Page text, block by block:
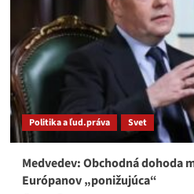
islamistickom
násilí
páchanom
Politika a ľud.práva Svet
Medvedev: Obchodná dohoda
Európanov „ponižujúca“